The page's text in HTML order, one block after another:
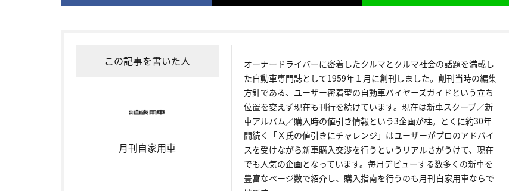
この記事を書いた人
月刊自家用車
オーナードライバーに密着したクルマとクルマ社会の話題を満載し
た自動車専門誌として1959年１月に創刊しました。創刊当時の編集
方針である、ユーザー密着型の自動車バイヤーズガイドという立ち
位置を変えず現在も刊行を続けています。現在は新車スクープ／新
車アルバム／購入時の値引き情報という3企画が柱。とくに約30年
間続く「Ｘ氏の値引きにチャレンジ」はユーザーがプロのアドバイ
スを受けながら新車購入交渉を行うというリアルさがうけて、現在
でも人気の企画となっています。毎月デビューする数多くの新車を
豊富なページ数で紹介し、購入指南を行うのも月刊自家用車ならで